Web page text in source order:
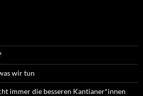
wir tun
immer die besseren Kantianer*innen